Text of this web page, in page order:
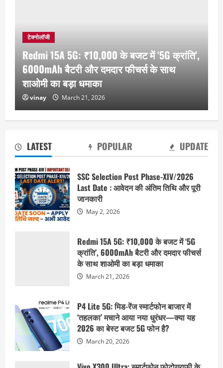
LATEST POPULAR UPDATE
SSC Selection Post Phase-XIV/2026
Last Date : आवेदन की अंतिम तिथि और पूरी
जानकारी
May 2, 2026
Redmi 15A 5G: ₹10,000 के बजट में ‘5G
क्रांति’, 6000mAh बैटरी और दमदार फीचर्स
के साथ शाओमी का बड़ा धमाका
March 21, 2026
P4 Lite 5G: मिड-रेंज स्मार्टफोन बाजार में
‘तहलका’ मचाने आया नया धुरंधर—क्या यह
2026 का बेस्ट बजट 5G फोन है?
March 20, 2026
टेक्नोलॉजी
Redmi 15A 5G: ₹10,000 के बजट में ‘5G क्रांति’,
6000mAh बैटरी और दमदार फीचर्स के साथ
शाओमी का बड़ा धमाका
vinay March 21, 2026